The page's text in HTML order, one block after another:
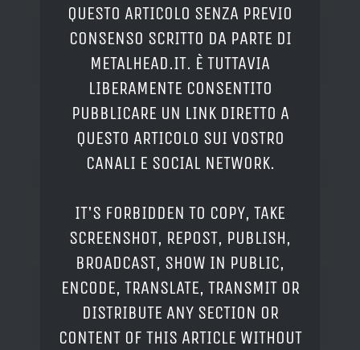
QUESTO ARTICOLO SENZA PREVIO
CONSENSO SCRITTO DA PARTE DI
METALHEAD.IT. È TUTTAVIA
LIBERAMENTE CONSENTITO
PUBBLICARE UN LINK DIRETTO A
QUESTO ARTICOLO SUI VOSTRO
CANALI E SOCIAL NETWORK.
IT'S FORBIDDEN TO COPY, TAKE
SCREENSHOT, REPOST, PUBLISH,
BROADCAST, SHOW IN PUBLIC,
ENCODE, TRANSLATE, TRANSMIT OR
DISTRIBUTE ANY SECTION OR
CONTENT OF THIS ARTICLE WITHOUT